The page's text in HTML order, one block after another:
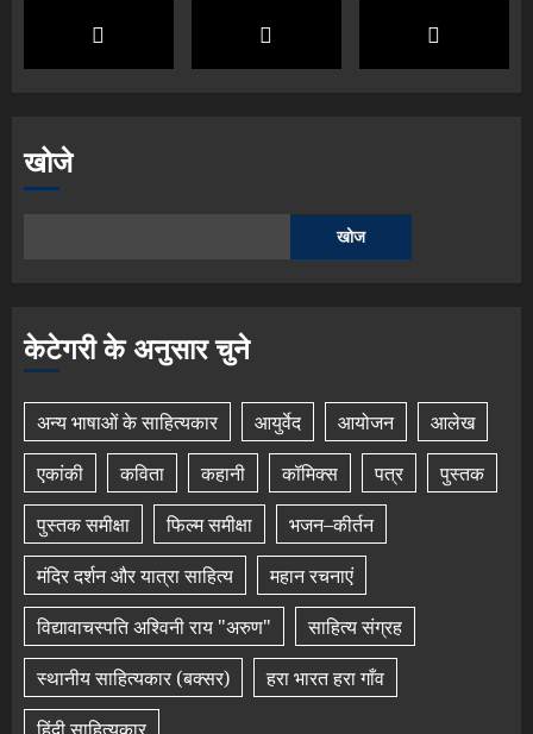
खोजे
खोज
केटेगरी के अनुसार चुने
अन्य भाषाओं के साहित्यकार आयुर्वेद आयोजन
आलेख
एकांकी
कविता कहानी कॉमिक्स पत्र
पुस्तक
पुस्तक समीक्षा
फिल्म समीक्षा
भजन–कीर्तन
मंदिर दर्शन और यात्रा साहित्य
महान रचनाएं
विद्यावाचस्पति अश्विनी राय "अरुण"
साहित्य संग्रह
स्थानीय साहित्यकार (बक्सर)
हरा भारत हरा गाँव
हिंदी साहित्यकार